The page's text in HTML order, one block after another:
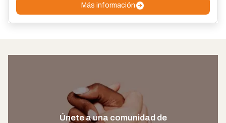
Más información
Únete a una comunidad de